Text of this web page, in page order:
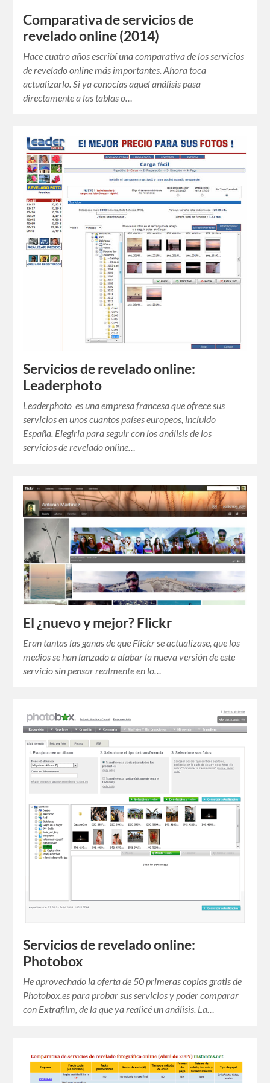
Comparativa de servicios de
revelado online (2014)
Hace cuatro años escribí una comparativa de los servicios
de revelado online más importantes. Ahora toca
actualizarlo. Si ya conocías aquel análisis pasa
directamente a las tablas o…
Servicios de revelado online:
Leaderphoto
Leaderphoto es una empresa francesa que ofrece sus
servicios en unos cuantos países europeos, incluido
España. Elegirla para seguir con los análisis de los
servicios de revelado online…
El ¿nuevo y mejor? Flickr
Eran tantas las ganas de que Flickr se actualizase, que los
medios se han lanzado a alabar la nueva versión de este
servicio sin pensar realmente en lo…
Servicios de revelado online:
Photobox
He aprovechado la oferta de 50 primeras copias gratis de
Photobox.es para probar sus servicios y poder comparar
con Extrafilm, de la que ya realicé un análisis. La…